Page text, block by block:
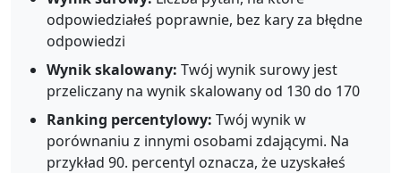
odpowiedziałeś poprawnie, bez kary za błędne
odpowiedzi
Wynik skalowany: Twój wynik surowy jest
przeliczany na wynik skalowany od 130 do 170
Ranking percentylowy: Twój wynik w
porównaniu z innymi osobami zdającymi. Na
przykład 90. percentyl oznacza, że uzyskałeś